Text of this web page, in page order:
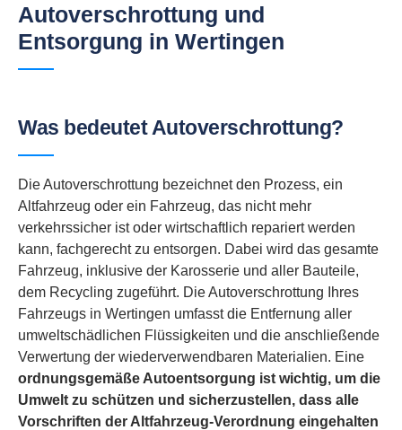
Autoverschrottung und
Entsorgung in Wertingen
Was bedeutet Autoverschrottung?
Die Autoverschrottung bezeichnet den Prozess, ein
Altfahrzeug oder ein Fahrzeug, das nicht mehr
verkehrssicher ist oder wirtschaftlich repariert werden
kann, fachgerecht zu entsorgen. Dabei wird das gesamte
Fahrzeug, inklusive der Karosserie und aller Bauteile,
dem Recycling zugeführt. Die Autoverschrottung Ihres
Fahrzeugs in Wertingen umfasst die Entfernung aller
umweltschädlichen Flüssigkeiten und die anschließende
Verwertung der wiederverwendbaren Materialien. Eine
ordnungsgemäße Autoentsorgung ist wichtig, um die
Umwelt zu schützen und sicherzustellen, dass alle
Vorschriften der Altfahrzeug-Verordnung eingehalten